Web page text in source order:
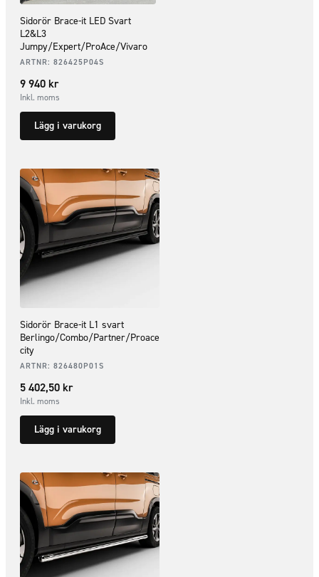
Sidorör Brace-it LED Svart
L2&L3
Jumpy/Expert/ProAce/Vivaro
ARTNR: 826425P04S
9 940 kr
Inkl. moms
Lägg i varukorg
Sidorör Brace-it L1 svart
Berlingo/Combo/Partner/Proace
city
ARTNR: 826480P01S
5 402,50 kr
Inkl. moms
Lägg i varukorg